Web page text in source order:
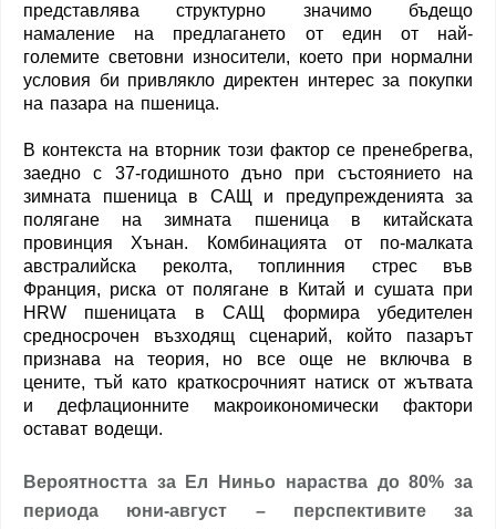
представлява структурно значимо бъдещо
намаление на предлагането от един от най-
големите световни износители, което при нормални
условия би привлякло директен интерес за покупки
на пазара на пшеница.
В контекста на вторник този фактор се пренебрегва,
заедно с 37-годишното дъно при състоянието на
зимната пшеница в САЩ и предупрежденията за
полягане на зимната пшеница в китайската
провинция Хънан. Комбинацията от по-малката
австралийска реколта, топлинния стрес във
Франция, риска от полягане в Китай и сушата при
HRW пшеницата в САЩ формира убедителен
средносрочен възходящ сценарий, който пазарът
признава на теория, но все още не включва в
цените, тъй като краткосрочният натиск от жътвата
и дефлационните макроикономически фактори
остават водещи.
Вероятността за Ел Ниньо нараства до 80% за
периода юни-август – перспективите за